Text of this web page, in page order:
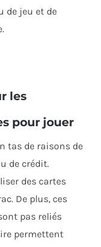
de jeu et de
les
pour jouer
tas de raisons de
de crédit.
des cartes
De plus, ces
pas reliés
permettent